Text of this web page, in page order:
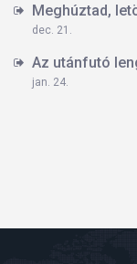
Meghúztad,
dec. 21.
Az utánfutó
jan. 24.